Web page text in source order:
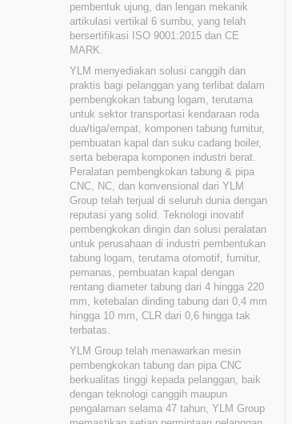
pembentuk ujung, dan lengan mekanik
artikulasi vertikal 6 sumbu, yang telah
bersertifikasi ISO 9001:2015 dan CE
MARK.
YLM menyediakan solusi canggih dan
praktis bagi pelanggan yang terlibat dalam
pembengkokan tabung logam, terutama
untuk sektor transportasi kendaraan roda
dua/tiga/empat, komponen tabung furnitur,
pembuatan kapal dan suku cadang boiler,
serta beberapa komponen industri berat.
Peralatan pembengkokan tabung & pipa
CNC, NC, dan konvensional dari YLM
Group telah terjual di seluruh dunia dengan
reputasi yang solid. Teknologi inovatif
pembengkokan dingin dan solusi peralatan
untuk perusahaan di industri pembentukan
tabung logam, terutama otomotif, furnitur,
pemanas, pembuatan kapal dengan
rentang diameter tabung dari 4 hingga 220
mm, ketebalan dinding tabung dari 0,4 mm
hingga 10 mm, CLR dari 0,6 hingga tak
terbatas.
YLM Group telah menawarkan mesin
pembengkokan tabung dan pipa CNC
berkualitas tinggi kepada pelanggan, baik
dengan teknologi canggih maupun
pengalaman selama 47 tahun, YLM Group